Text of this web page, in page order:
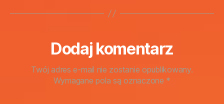
Dodaj komentarz
Twój adres e-mail nie zostanie opublikowany.
Wymagane pola są oznaczone *